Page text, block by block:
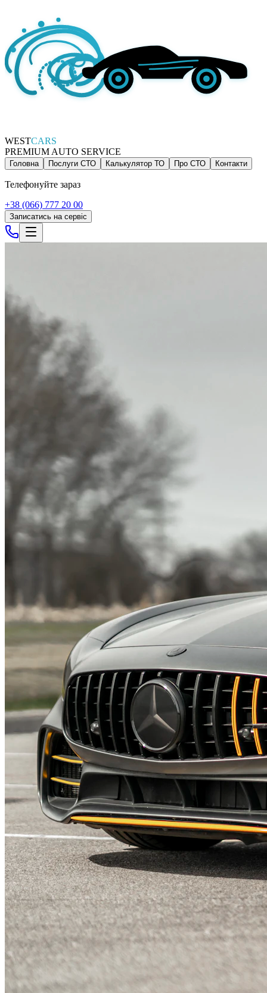
WESTCARS
PREMIUM AUTO SERVICE
Головна Послуги СТО Калькулятор ТО Про СТО Контакти
Телефонуйте зараз
+38 (066) 777 20 00
Записатись на сервіс